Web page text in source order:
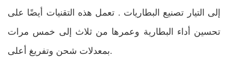
إلى التيار تصنيع البطاريات . تعمل هذه التقنيات أيضًا على
تحسين أداء البطارية وعمرها من ثلاث إلى خمس مرات
بمعدلات شحن وتفريغ أعلى.